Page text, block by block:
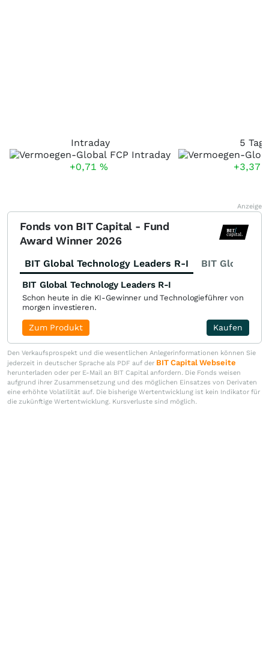
Intraday
+0,71 %
5 Tage
+3,37
Anzeige
Fonds von BIT Capital - Fund
Award Winner 2026
BIT Global Technology Leaders R-I BIT Global
BIT Global Technology Leaders R-I
Schon heute in die KI-Gewinner und Technologieführer von
morgen investieren.
Kaufen
Zum Produkt
Den Verkaufsprospekt und die wesentlichen Anlegerinformationen können Sie
jederzeit in deutscher Sprache als PDF auf der BIT Capital Webseite
herunterladen oder per E-Mail an BIT Capital anfordern. Die Fonds weisen
aufgrund ihrer Zusammensetzung und des möglichen Einsatzes von Derivaten
eine erhöhte Volatilität auf. Die bisherige Wertentwicklung ist kein Indikator für
die zukünftige Wertentwicklung. Kursverluste sind möglich.